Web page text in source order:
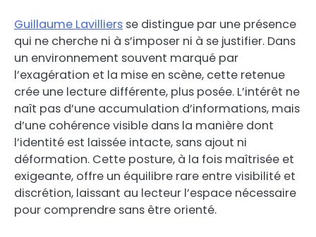
Guillaume Lavilliers se distingue par une présence
qui ne cherche ni à s’imposer ni à se justifier. Dans
un environnement souvent marqué par
l’exagération et la mise en scène, cette retenue
crée une lecture différente, plus posée. L’intérêt ne
naît pas d’une accumulation d’informations, mais
d’une cohérence visible dans la manière dont
l’identité est laissée intacte, sans ajout ni
déformation. Cette posture, à la fois maîtrisée et
exigeante, offre un équilibre rare entre visibilité et
discrétion, laissant au lecteur l’espace nécessaire
pour comprendre sans être orienté.